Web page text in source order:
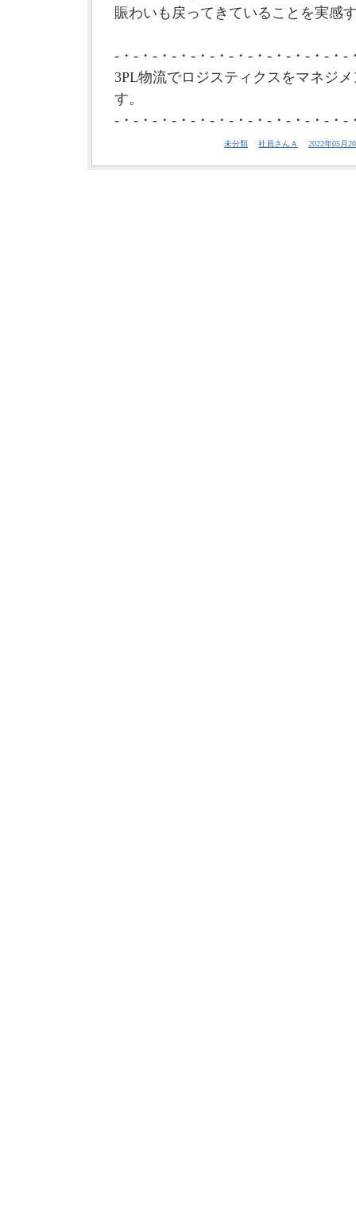
賑わいも戻ってきていることを実感
-・-・-・-・-・-・-・-・-・-・-・-・-
3PL物流でロジスティクスをマネジ
す。
-・-・-・-・-・-・-・-・-・-・-・-・-
未分類 社員さんＡ 2022年05月